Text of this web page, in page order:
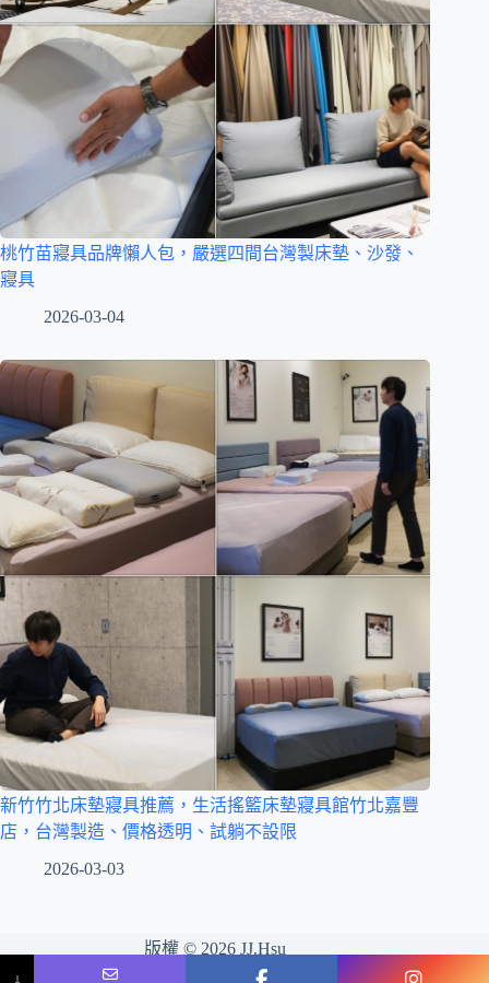
桃竹苗寢具品牌懶人包，嚴選四間台灣製床墊、沙發、
寢具
2026-03-04
新竹竹北床墊寢具推薦，生活搖籃床墊寢具館竹北嘉豐
店，台灣製造、價格透明、試躺不設限
2026-03-03
版權 © 2026 JJ.Hsu